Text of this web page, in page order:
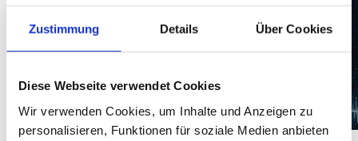
Zustimmung Details Über Cookies
Diese Webseite verwendet Cookies
Wir verwenden Cookies, um Inhalte und Anzeigen zu
personalisieren, Funktionen für soziale Medien anbieten